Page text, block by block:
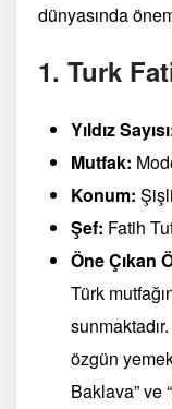
dünyasında
1. Turk
Yıldız
Mutfak:
Konum:
Şef: Fatih
Öne Çıkan
Türk
özgün
Baklava” ve